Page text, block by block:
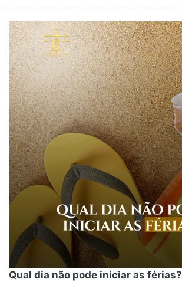
Qual dia não pode iniciar as férias?